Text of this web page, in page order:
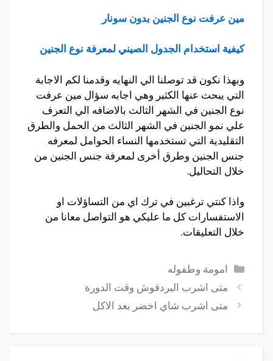
مين عرفت نوع الجنين بدون سونار
كيفية استخدام الجدول الصيني لمعرفة نوع الجنين
وبهذا نكون قد توصلنا الي النهايه وقدمنا لكم الاجابة
التي يبحث عنها الكثير وهي اجابه سؤال مين عرفت
نوع الجنين في الشهر الثالث بالاضافه الي التعرف
علي نمو الجنين في الشهر الثالث من الحمل والطرق
التقليدية التي تستخدمها النساء الحوامل لمعرفه
جنس الجنين وطرق أخرى لمعرفة جنس الجنين من
خلال التحاليل.
واذا كنتي ترغبين في ترك اي من التساؤلات او
الاستفسارات كل ما عليكي هو التواصل معانا من
خلال التعليقات.
التصنيفات
امومة وطفوله
متى اشرب البردقوش وقت الدورة
متى اشرب شاي اخضر بعد الاكل